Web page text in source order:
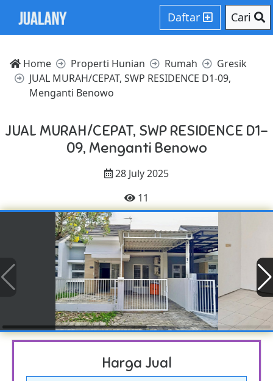
Daftar Cari
Home Properti Hunian Rumah
Gresik
JUAL MURAH/CEPAT, SWP RESIDENCE D1-09,
Menganti Benowo
JUAL MURAH/CEPAT, SWP RESIDENCE D1-
09, Menganti Benowo
28 July 2025
11
Harga Jual